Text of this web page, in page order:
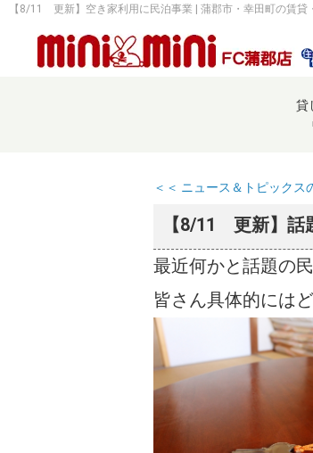
【8/11 更新】空き家利用に民泊事業 | 蒲郡市・幸田町の賃
貸
＜＜ ニュース＆トピックス
【8/11 更新】話
最近何かと話題の
皆さん具体的には